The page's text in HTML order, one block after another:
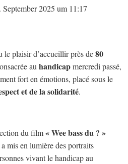
2025 um 11:17
le plaisir d’accueillir près de80
auhandicapmercredi passé,
fort en émotions, placé sous le
et de la solidarité.
du film« Wee bass du ? »
mis en lumière des portraits
vivant le handicap au